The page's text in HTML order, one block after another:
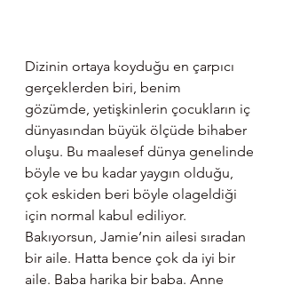
Dizinin ortaya koyduğu en çarpıcı
gerçeklerden biri, benim
gözümde, yetişkinlerin çocukların iç
dünyasından büyük ölçüde bihaber
oluşu. Bu maalesef dünya genelinde
böyle ve bu kadar yaygın olduğu,
çok eskiden beri böyle olageldiği
için normal kabul ediliyor.
Bakıyorsun, Jamie’nin ailesi sıradan
bir aile. Hatta bence çok da iyi bir
aile. Baba harika bir baba. Anne